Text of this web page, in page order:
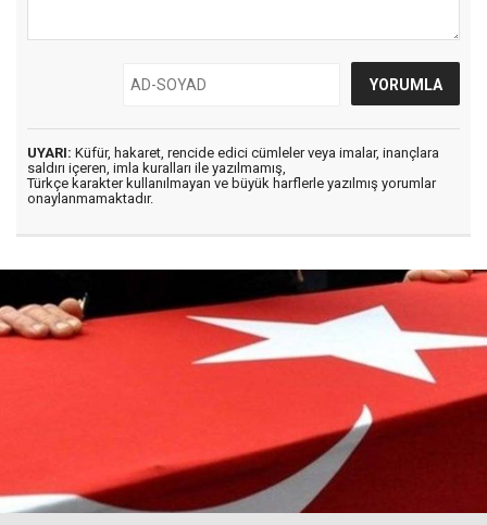
UYARI: Küfür, hakaret, rencide edici cümleler veya imalar, inançlara
saldırı içeren, imla kuralları ile yazılmamış,
Türkçe karakter kullanılmayan ve büyük harflerle yazılmış yorumlar
onaylanmamaktadır.